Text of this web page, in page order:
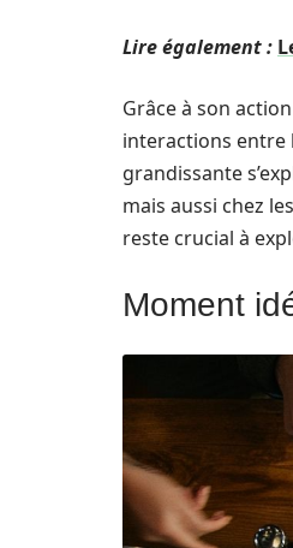
Lire également :
Grâce à son
interactions entre
grandissante
mais aussi chez les
reste crucial à
Moment